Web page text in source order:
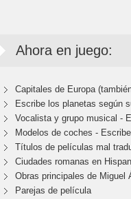
Ahora en juego:
Capitales de Europa
Escribe los planetas según
Vocalista y grupo musical -
Modelos de coches -
Títulos de películas mal
Ciudades romanas en
Obras principales de Miguel
Parejas de película